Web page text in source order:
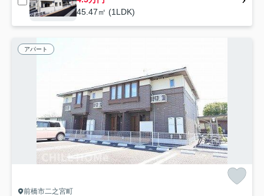
45.47㎡ (1LDK)
アパート
前橋市二之宮町